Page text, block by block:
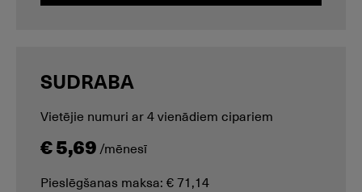
SUDRABA
Vietējie numuri ar 4 vienādiem cipariem
€ 5,69 /mēnesī
Pieslēgšanas maksa: € 71,14